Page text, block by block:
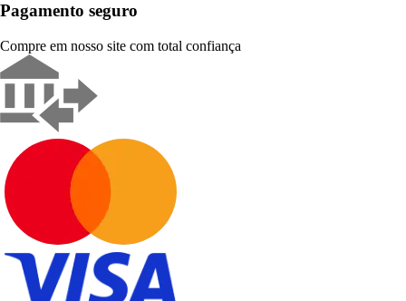
Pagamento seguro
Compre em nosso site com total confiança